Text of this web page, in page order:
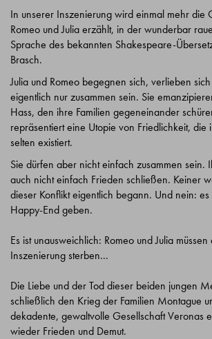
In unserer Inszenierung wird einmal mehr die
Romeo und Julia erzählt, in der wunderbar
Sprache des bekannten Shakespeare-
Brasch.
Julia und Romeo begegnen sich, verlieben
eigentlich nur zusammen sein. Sie
Hass, den ihre Familien gegeneinander
repräsentiert eine Utopie von Friedlichkeit, die
selten existiert.
Sie dürfen aber nicht einfach zusammen sein.
auch nicht einfach Frieden schließen. Keiner
dieser Konflikt eigentlich begann. Und nein:
Happy-End geben.
Es ist unausweichlich: Romeo und Julia
Inszenierung sterben...
Die Liebe und der Tod dieser beiden jungen
schließlich den Krieg der Familien Montague
dekadente, gewaltvolle Gesellschaft Veronas
wieder Frieden und Demut.